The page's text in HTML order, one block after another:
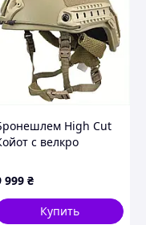
High Cut
с велкро
999 ₴
Купить